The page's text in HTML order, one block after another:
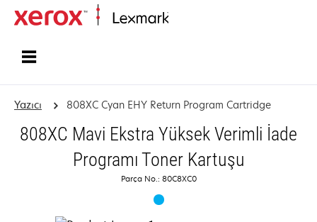
Yazıcı 808XC Cyan EHY Return Program Cartridge
808XC Mavi Ekstra Yüksek Verimli İade
Programı Toner Kartuşu
Parça No.: 80C8XC0